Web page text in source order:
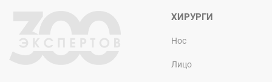
ХИРУРГИ
Нос
Лицо